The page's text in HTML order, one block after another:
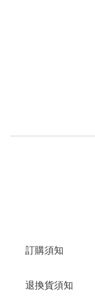
訂購須知
退換貨須知